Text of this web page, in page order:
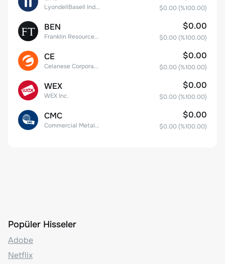
LyondellBasell Industries N.V. Class A $0.00 (%100.00)
BEN
Franklin Resources, Inc.
$0.00
$0.00 (%100.00)
CE
Celanese Corporation Common Stock
$0.00
$0.00 (%100.00)
WEX
WEX Inc.
$0.00
$0.00 (%100.00)
CMC
Commercial Metals Company
$0.00
$0.00 (%100.00)
Popüler Hisseler
Adobe
Netflix